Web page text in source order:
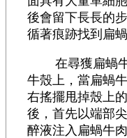
後會留下長長的
循著痕跡找到扁蝸
在尋獲扁蝸牛
牛殼上，當扁蝸
右搖擺甩掉殼上
後，首先以端部
醉液注入扁蝸牛